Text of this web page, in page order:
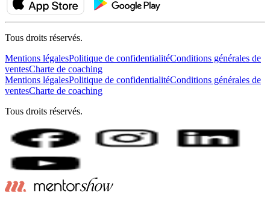
Tous droits réservés.
Mentions légalesPolitique de confidentialitéConditions générales de
ventesCharte de coaching
Mentions légalesPolitique de confidentialitéConditions générales de
ventesCharte de coaching
Tous droits réservés.